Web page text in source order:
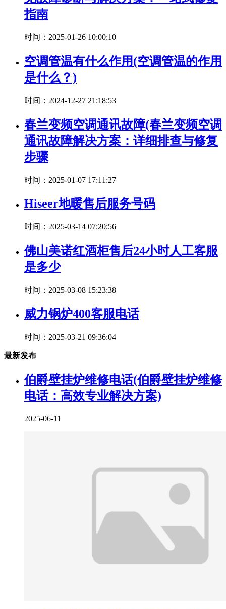
指南
时间：2025-01-26 10:00:10
空调管温有什么作用(空调管温的作用
是什么？)
时间：2024-12-27 21:18:53
春兰变频空调通讯故障(春兰变频空调
通讯故障解决方案：详细排查与修复
步骤
时间：2025-01-07 17:11:27
Hiseer地暖售后服务号码
时间：2025-03-14 07:20:56
佛山美诺红酒柜售后24小时人工客服
是多少
时间：2025-03-08 15:23:38
威力锅炉400客服电话
时间：2025-03-21 09:36:04
最新发布
伯爵壁挂炉维修电话(伯爵壁挂炉维修
电话：高效专业解决方案)
2025-06-11